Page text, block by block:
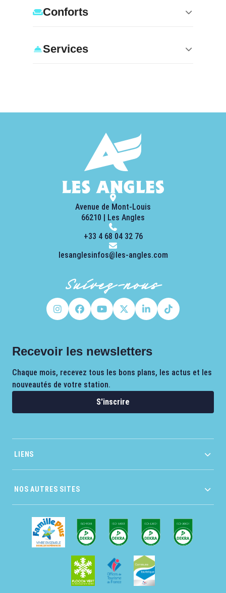
Conforts
Services
Avenue de Mont-Louis
66210 | Les Angles
+33 4 68 04 32 76
lesanglesinfos@les-angles.com
Suivez-nous
Recevoir les newsletters
Chaque mois, recevez tous les bons plans, les actus et les
nouveautés de votre station.
S'inscrire
LIENS
NOS AUTRES SITES